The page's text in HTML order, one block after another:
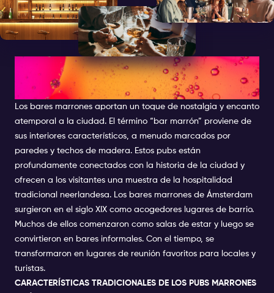
¿QUÉ SON LOS BARES
MARRONES EN ÁMSTERDAM?
Los bares marrones aportan un toque de nostalgia y encanto
atemporal a la ciudad. El término “bar marrón” proviene de
sus interiores característicos, a menudo marcados por
paredes y techos de madera. Estos pubs están
profundamente conectados con la historia de la ciudad y
ofrecen a los visitantes una muestra de la hospitalidad
tradicional neerlandesa. Los bares marrones de Ámsterdam
surgieron en el siglo XIX como acogedores lugares de barrio.
Muchos de ellos comenzaron como salas de estar y luego se
convirtieron en bares informales. Con el tiempo, se
transformaron en lugares de reunión favoritos para locales y
turistas.
CARACTERÍSTICAS TRADICIONALES DE LOS PUBS MARRONES